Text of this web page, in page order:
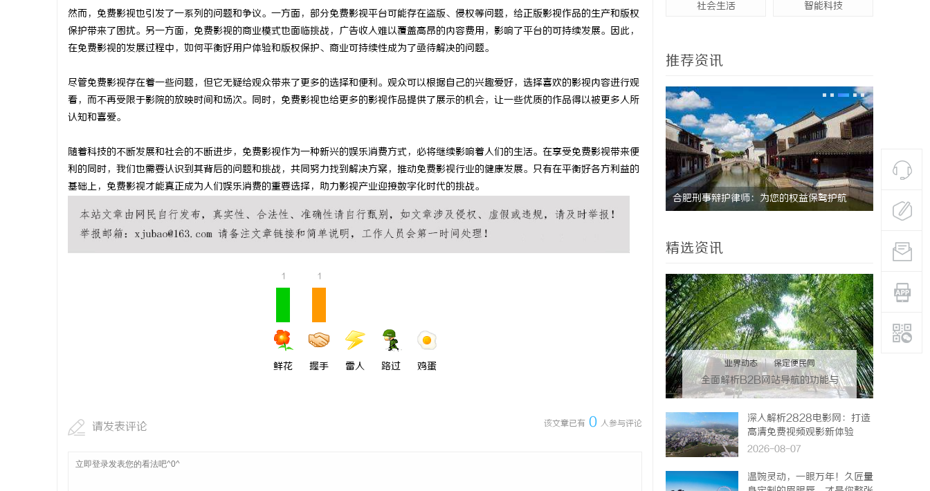
然而，免费影视也引发了一系列的问题和争议。一方面，部分免费影视平台可能存在盗版、侵权等问题，给正版影视作品的生产和版权
保护带来了困扰。另一方面，免费影视的商业模式也面临挑战，广告收入难以覆盖高昂的内容费用，影响了平台的可持续发展。因此，
在免费影视的发展过程中，如何平衡好用户体验和版权保护、商业可持续性成为了亟待解决的问题。
尽管免费影视存在着一些问题，但它无疑给观众带来了更多的选择和便利。观众可以根据自己的兴趣爱好，选择喜欢的影视内容进行观
看，而不再受限于影院的放映时间和场次。同时，免费影视也给更多的影视作品提供了展示的机会，让一些优质的作品得以被更多人所
认知和喜爱。
随着科技的不断发展和社会的不断进步，免费影视作为一种新兴的娱乐消费方式，必将继续影响着人们的生活。在享受免费影视带来便
利的同时，我们也需要认识到其背后的问题和挑战，共同努力找到解决方案，推动免费影视行业的健康发展。只有在平衡好各方利益的
基础上，免费影视才能真正成为人们娱乐消费的重要选择，助力影视产业迎接数字化时代的挑战。
1
鲜花
1
握手 雷人 路过 鸡蛋
该文章已有 0 人参与评论
请发表评论
社会生活 智能科技
推荐资讯
商标转让：交易风险与避坑指南 武汉配眼镜 上海配眼镜 合肥刑事辩护律师：为您的权益保驾护航 武汉配眼镜 上海配眼镜 探索金牌
典范
精选资讯
业界动态 | 保定便民网
全面解析B2B网站导航的功能与
发展趋势
深入解析2828电影网：打造
高清免费视频观影新体验
2026-08-07
温婉灵动，一眼万年！久匠量